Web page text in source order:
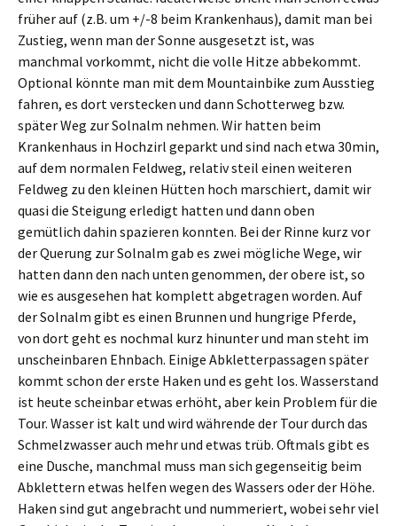
früher auf (z.B. um +/-8 beim Krankenhaus), damit man bei
Zustieg, wenn man der Sonne ausgesetzt ist, was
manchmal vorkommt, nicht die volle Hitze abbekommt.
Optional könnte man mit dem Mountainbike zum Ausstieg
fahren, es dort verstecken und dann Schotterweg bzw.
später Weg zur Solnalm nehmen. Wir hatten beim
Krankenhaus in Hochzirl geparkt und sind nach etwa 30min,
auf dem normalen Feldweg, relativ steil einen weiteren
Feldweg zu den kleinen Hütten hoch marschiert, damit wir
quasi die Steigung erledigt hatten und dann oben
gemütlich dahin spazieren konnten. Bei der Rinne kurz vor
der Querung zur Solnalm gab es zwei mögliche Wege, wir
hatten dann den nach unten genommen, der obere ist, so
wie es ausgesehen hat komplett abgetragen worden. Auf
der Solnalm gibt es einen Brunnen und hungrige Pferde,
von dort geht es nochmal kurz hinunter und man steht im
unscheinbaren Ehnbach. Einige Abkletterpassagen später
kommt schon der erste Haken und es geht los. Wasserstand
ist heute scheinbar etwas erhöht, aber kein Problem für die
Tour. Wasser ist kalt und wird währende der Tour durch das
Schmelzwasser auch mehr und etwas trüb. Oftmals gibt es
eine Dusche, manchmal muss man sich gegenseitig beim
Abklettern etwas helfen wegen des Wassers oder der Höhe.
Haken sind gut angebracht und nummeriert, wobei sehr viel